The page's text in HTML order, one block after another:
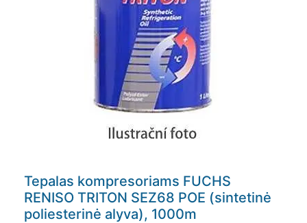
Tepalas kompresoriams FUCHS
RENISO TRITON SEZ68 POE (sintetinė
poliesterinė alyva), 1000m